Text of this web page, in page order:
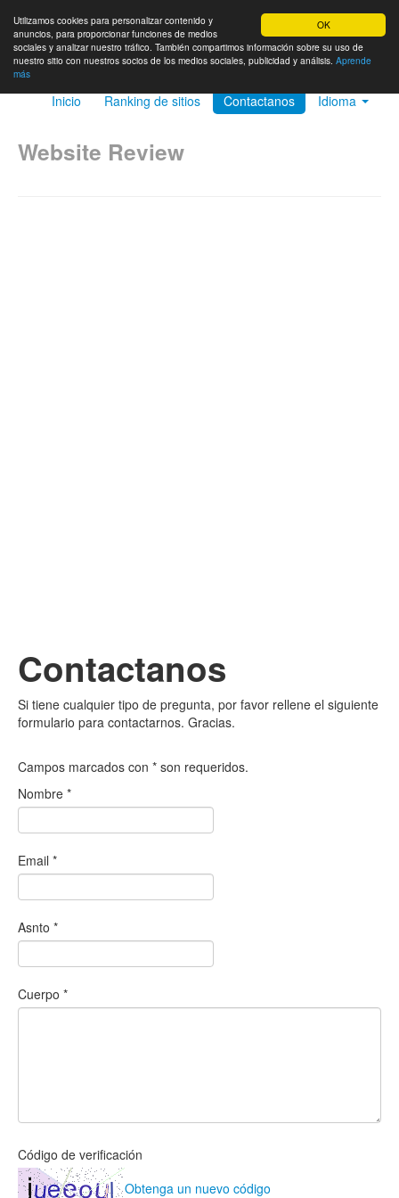
OK
Utilizamos cookies para personalizar contenido y
anuncios, para proporcionar funciones de medios
sociales y analizar nuestro tráfico. También compartimos información sobre su uso de
nuestro sitio con nuestros socios de los medios sociales, publicidad y análisis. Aprende
más
Inicio Ranking de sitios Contactanos Idioma
Website Review
Contactanos
Si tiene cualquier tipo de pregunta, por favor rellene el siguiente
formulario para contactarnos. Gracias.
Campos marcados con * son requeridos.
Nombre *
Email *
Asnto *
Cuerpo *
Código de verificación
Obtenga un nuevo código